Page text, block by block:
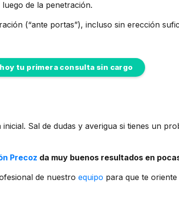
de la penetración.
(“ante portas”), incluso sin erección
tu primera consulta sin cargo
Sal de dudas y averigua si tienes un
Precoz da muy buenos resultados en
de nuestro equipo para que te